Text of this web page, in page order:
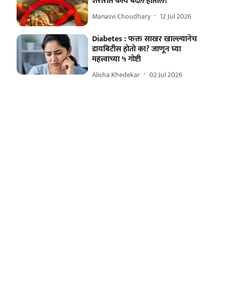
Manasvi Choudhary 12 Jul 2026
Diabetes : फक्त साखर खाल्ल्यानेच
डायबिटीस होतो का? जाणून घ्या
महत्त्वाच्या ५ गोष्टी
Alisha Khedekar 02 Jul 2026